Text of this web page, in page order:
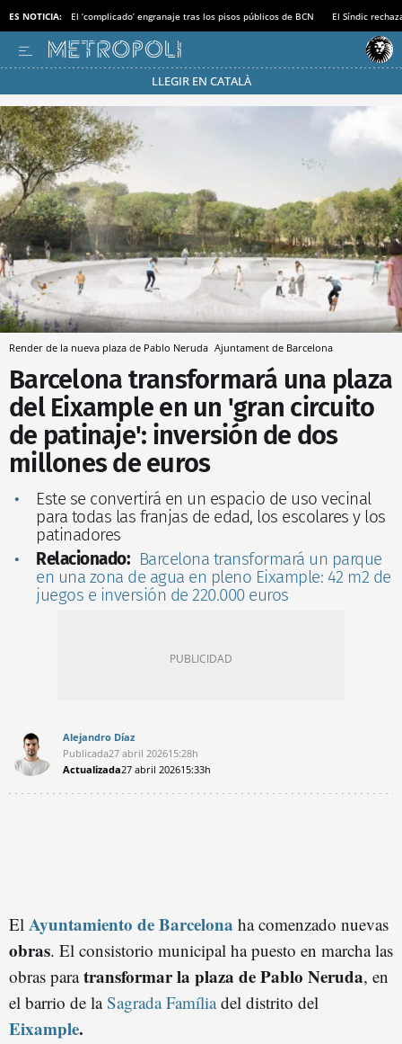
ES NOTICIA: El ‘complicado’ engranaje tras los pisos públicos de BCN El Síndic
LLEGIR EN CATALÀ
Pásate al MODO AHORRO
Render de la nueva plaza de Pablo Neruda Ajuntament de Barcelona
Barcelona transformará una plaza
del Eixample en un 'gran circuito
de patinaje': inversión de dos
millones de euros
Este se convertirá en un espacio de uso vecinal
para todas las franjas de edad, los escolares y los
patinadores
Relacionado: Barcelona transformará un parque
en una zona de agua en pleno Eixample: 42 m2 de
juegos e inversión de 220.000 euros
Alejandro Díaz
Publicada27 abril 202615:28h
Actualizada27 abril 202615:33h
El Ayuntamiento de Barcelona ha comenzado nuevas
obras. El consistorio municipal ha puesto en marcha las
obras paratransformar la plaza de Pablo Neruda, en
el barrio de laSagrada Famíliadel distrito del
Eixample.